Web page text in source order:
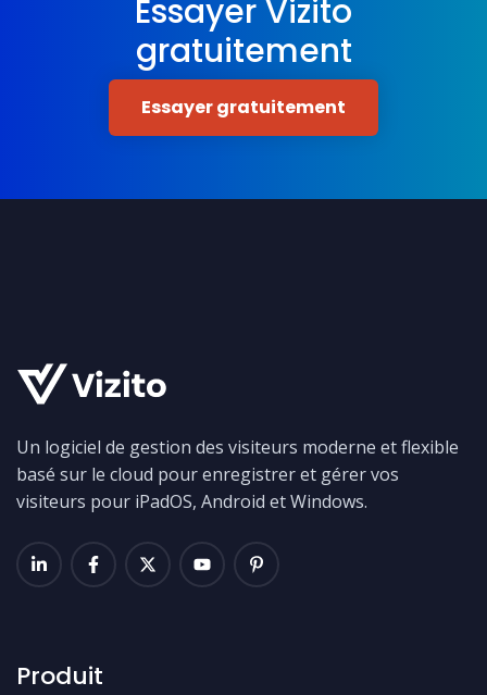
Essayer Vizito
gratuitement
Essayer gratuitement
Un logiciel de gestion des visiteurs moderne et flexible
basé sur le cloud pour enregistrer et gérer vos
visiteurs pour iPadOS, Android et Windows.
Produit